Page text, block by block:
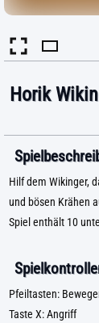
Horik
Hilf dem Wikinger,
und bösen Krähen
Spiel enthält 10
Pfeiltasten:
Taste X: Angriff